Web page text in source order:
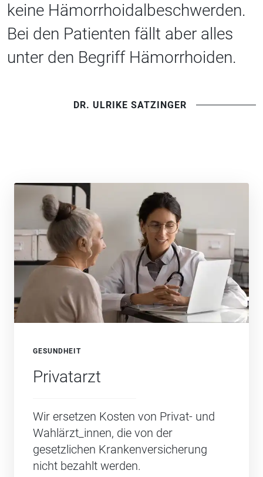
keine Hämorrhoidalbeschwerden.
Bei den Patienten fällt aber alles
unter den Begriff Hämorrhoiden.
DR. ULRIKE SATZINGER
GESUNDHEIT
Privatarzt
Wir ersetzen Kosten von Privat- und
Wahlärzt_innen, die von der
gesetzlichen Krankenversicherung
nicht bezahlt werden.